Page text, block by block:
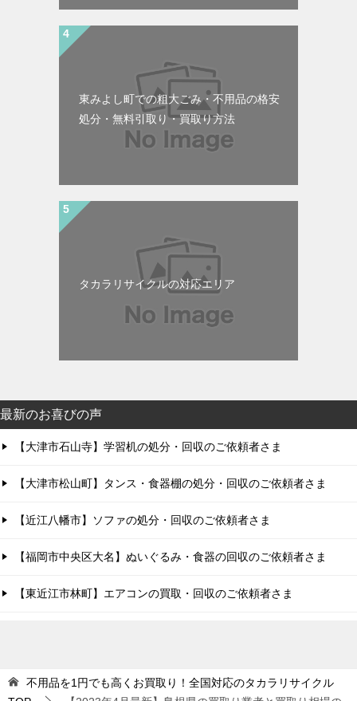
東みよし町での粗大ごみ・不用品の格安
処分・無料引取り・買取り方法
タカラリサイクルの対応エリア
最新のお喜びの声
【大津市石山寺】学習机の処分・回収のご依頼者さま
【大津市松山町】タンス・食器棚の処分・回収のご依頼者さま
【近江八幡市】ソファの処分・回収のご依頼者さま
【福岡市中央区大名】ぬいぐるみ・食器の回収のご依頼者さま
【東近江市林町】エアコンの買取・回収のご依頼者さま
不用品を1円でも高くお買取り！全国対応のタカラリサイクル